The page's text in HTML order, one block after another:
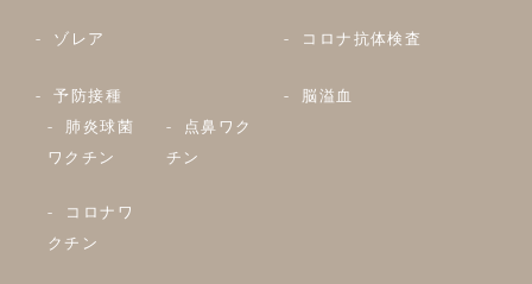
ゾレア コロナ抗体検査
予防接種
肺炎球菌
ワクチン
点鼻ワク
チン
コロナワ
クチン
脳溢血